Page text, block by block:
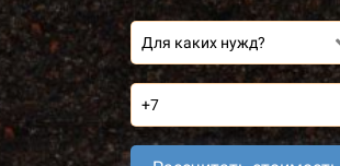
Для каких нужд?